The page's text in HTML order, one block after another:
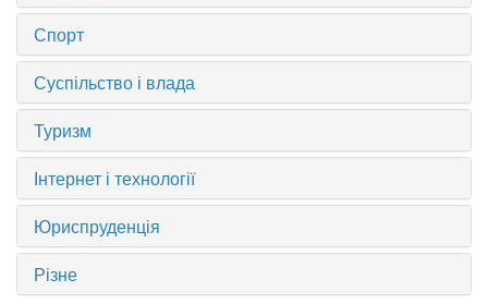
Спорт
Суспільство і влада
Туризм
Інтернет і технології
Юриспруденція
Різне